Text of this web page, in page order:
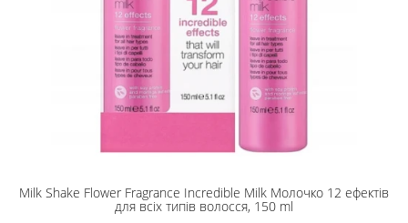
Milk Shake Flower Fragrance Incredible Milk Молочко 12 ефектів
для всіх типів волосся, 150 ml